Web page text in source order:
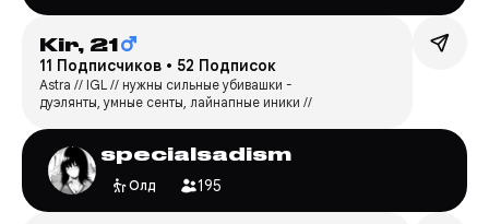
Kir, 21
11 Подписчиков • 52 Подписок
Astra // IGL // нужны сильные убивашки -
дуэлянты, умные сенты, лайнапные иники //
specialsadism
Олд 195